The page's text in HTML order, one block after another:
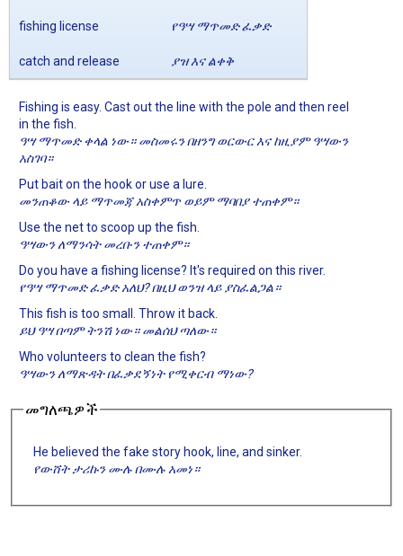
fishing license የዓሣ ማጥመድ ፈቃድ
catch and release ያዝ እና ልቀቅ
Fishing is easy. Cast out the line with the pole and then reel
in the fish.
ዓሣ ማጥመድ ቀላል ነው። መስመሩን በዘንግ ወርውር እና ከዚያም ዓሣውን
አስገባ።
Put bait on the hook or use a lure.
መንጠቆው ላይ ማጥመጃ አስቀምጥ ወይም ማባበያ ተጠቀም።
Use the net to scoop up the fish.
ዓሣውን ለማንሳት መረቡን ተጠቀም።
Do you have a fishing license? It's required on this river.
የዓሣ ማጥመድ ፈቃድ አለህ? በዚህ ወንዝ ላይ ያስፈልጋል።
This fish is too small. Throw it back.
ይህ ዓሣ በጣም ትንሽ ነው። መልሰህ ጣለው።
Who volunteers to clean the fish?
ዓሣውን ለማጽዳት በፈቃደኝነት የሚቀርብ ማነው?
መግለጫዎች
He believed the fake story hook, line, and sinker.
የውሸት ታሪኩን ሙሉ በሙሉ አመነ።